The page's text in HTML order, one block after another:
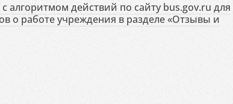
алгоритмом действий по сайту bus.gov.ru для
о работе учреждения в разделе «Отзывы и